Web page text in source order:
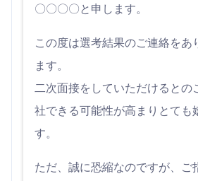
〇〇〇〇と申します。
この度は選考結果のご連絡をあ
ます。
二次面接をしていただけるとの
社できる可能性が高まりとても
す。
ただ、誠に恐縮なのですが、ご